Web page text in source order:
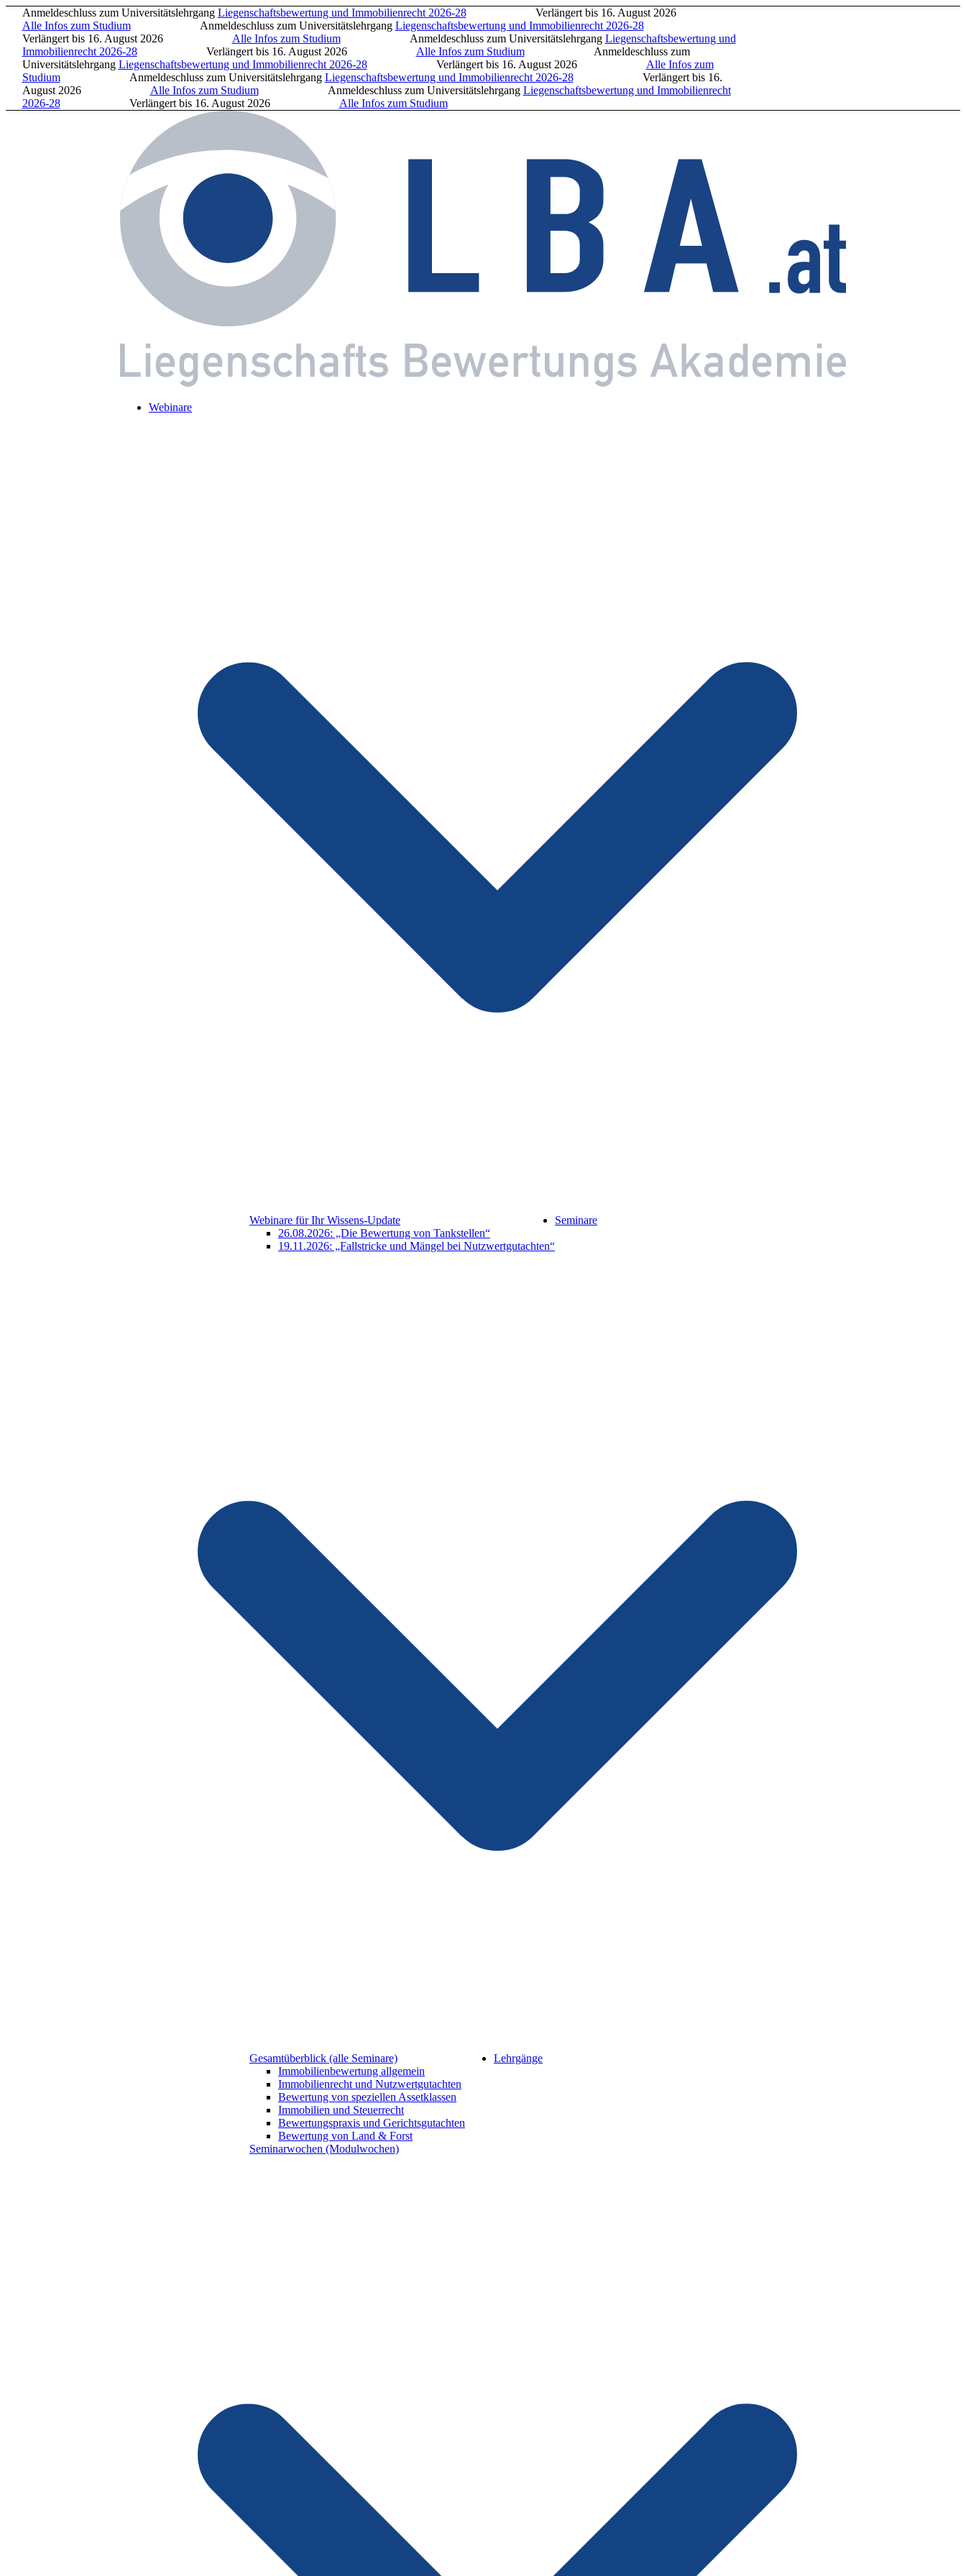
Anmeldeschluss zum UniversitätslehrgangLiegenschaftsbewertung und Immobilienrecht 2026-28Verlängert bis 16. August 2026
Alle Infos zum StudiumAnmeldeschluss zum UniversitätslehrgangLiegenschaftsbewertung und Immobilienrecht 2026-28
Verlängert bis 16. August 2026
Alle Infos zum StudiumAnmeldeschluss zum UniversitätslehrgangLiegenschaftsbewertung und
Immobilienrecht 2026-28Verlängert bis 16. August 2026 Alle Infos zum Studium
Anmeldeschluss zum
UniversitätslehrgangLiegenschaftsbewertung und Immobilienrecht 2026-28Verlängert bis 16. August 2026
Alle Infos zum
StudiumAnmeldeschluss zum UniversitätslehrgangLiegenschaftsbewertung und Immobilienrecht 2026-28Verlängert bis 16.
August 2026
Alle Infos zum StudiumAnmeldeschluss zum UniversitätslehrgangLiegenschaftsbewertung und Immobilienrecht
2026-28Verlängert bis 16. August 2026 Alle Infos zum Studium
Webinare
Webinare für Ihr Wissens-Update
26.08.2026: „Die Bewertung von Tankstellen“
19.11.2026: „Fallstricke und Mängel bei Nutzwertgutachten“
Seminare
Gesamtüberblick (alle Seminare)
Immobilienbewertung allgemein
Immobilienrecht und Nutzwertgutachten
Bewertung von speziellen Assetklassen
Immobilien und Steuerrecht
Bewertungspraxis und Gerichtsgutachten
Bewertung von Land & Forst
Seminarwochen (Modulwochen)
Lehrgänge